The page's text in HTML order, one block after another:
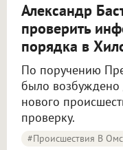
Александр
проверить
порядка в
По поручению
было возбуждено
нового
проверку.
#Происшествия В